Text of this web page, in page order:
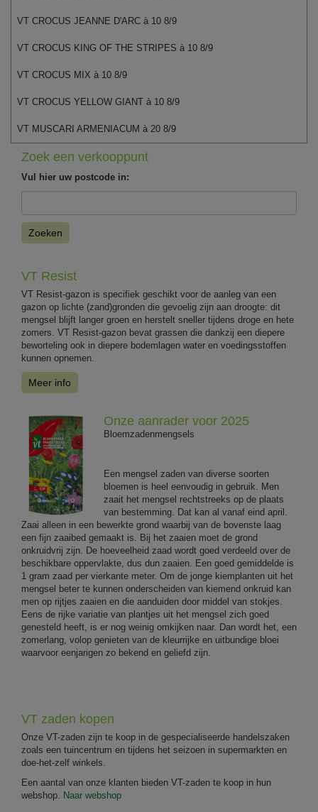
VT CROCUS JEANNE D'ARC à 10 8/9
VT CROCUS KING OF THE STRIPES à 10 8/9
VT CROCUS MIX à 10 8/9
VT CROCUS YELLOW GIANT à 10 8/9
VT MUSCARI ARMENIACUM à 20 8/9
Zoek een verkooppunt
Vul hier uw postcode in:
Zoeken
VT Resist
VT Resist-gazon is specifiek geschikt voor de aanleg van een
gazon op lichte (zand)gronden die gevoelig zijn aan droogte: dit
mengsel blijft langer groen en herstelt sneller tijdens droge en hete
zomers. VT Resist-gazon bevat grassen die dankzij een diepere
beworteling ook in diepere bodemlagen water en voedingsstoffen
kunnen opnemen.
Meer info
Onze aanrader voor 2025
Bloemzadenmengsels
Een mengsel zaden van diverse soorten
bloemen is heel eenvoudig in gebruik. Men
zaait het mengsel rechtstreeks op de plaats
van bestemming. Dat kan al vanaf eind april.
Zaai alleen in een bewerkte grond waarbij van de bovenste laag
een fijn zaaibed gemaakt is. Bij het zaaien moet de grond
onkruidvrij zijn. De hoeveelheid zaad wordt goed verdeeld over de
beschikbare oppervlakte, dus dun zaaien. Een goed gemiddelde is
1 gram zaad per vierkante meter. Om de jonge kiemplanten uit het
mengsel beter te kunnen onderscheiden van kiemend onkruid kan
men op rijtjes zaaien en die aanduiden door middel van stokjes.
Eens de rijke variatie van plantjes uit het mengsel zich goed
genesteld heeft, is er nog weinig omkijken naar. Dan wordt het, een
zomerlang, volop genieten van de kleurrijke en uitbundige bloei
waarvoor eenjarigen zo bekend en geliefd zijn.
VT zaden kopen
Onze VT-zaden zijn te koop in de gespecialiseerde handelszaken
zoals een tuincentrum en tijdens het seizoen in supermarkten en
doe-het-zelf winkels.
Een aantal van onze klanten bieden VT-zaden te koop in hun
webshop. Naar webshop